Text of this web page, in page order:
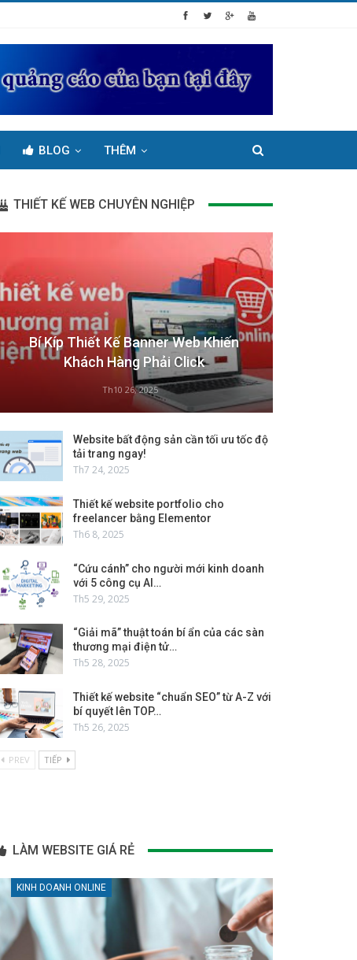
BLOG THÊM
THIẾT KẾ WEB CHUYÊN NGHIỆP
Bí Kíp Thiết Kế Banner Web Khiến
Khách Hàng Phải Click
Th10 26, 2025
Website bất động sản cần tối ưu tốc độ
tải trang ngay!
Th7 24, 2025
Thiết kế website portfolio cho
freelancer bằng Elementor
Th6 8, 2025
“Cứu cánh” cho người mới kinh doanh
với 5 công cụ AI…
Th5 29, 2025
“Giải mã” thuật toán bí ẩn của các sàn
thương mại điện tử…
Th5 28, 2025
Thiết kế website “chuẩn SEO” từ A-Z với
bí quyết lên TOP…
Th5 26, 2025
PREV TIẾP
LÀM WEBSITE GIÁ RẺ
KINH DOANH ONLINE